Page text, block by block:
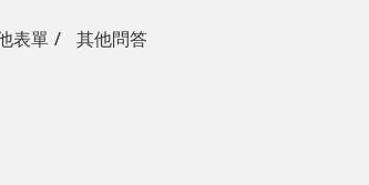
表單 其他問答